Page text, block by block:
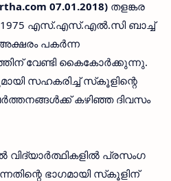
07.01.2018) തളങ്കര
എസ്.എസ്.എല്‍.സി ബാച്ച്
പകര്‍ന്ന
വേണ്ടി കൈകോര്‍ക്കുന്നു.
സഹകരിച്ച് സ്‌കൂളിന്റെ
കഴിഞ്ഞ ദിവസം
വിദ്യാര്‍ത്ഥികളില്‍ പ്രസംഗ
ഭാഗമായി സ്‌കൂളിന്